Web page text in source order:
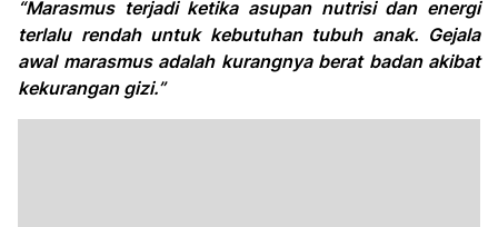
“Marasmus terjadi ketika asupan nutrisi dan energi
terlalu rendah untuk kebutuhan tubuh anak. Gejala
awal marasmus adalah kurangnya berat badan akibat
kekurangan gizi.”